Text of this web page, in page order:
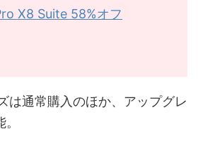
X8 Suite 58%オフ
は通常購入のほか、アップグレ